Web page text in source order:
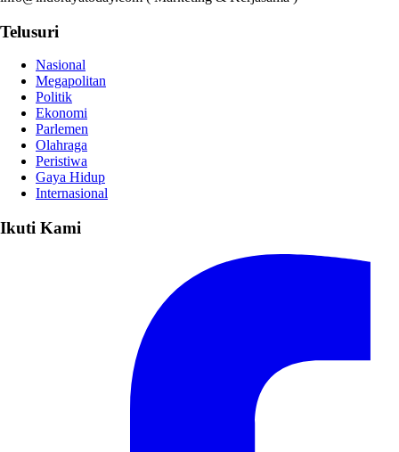
Telusuri
Nasional
Megapolitan
Politik
Ekonomi
Parlemen
Olahraga
Peristiwa
Gaya Hidup
Internasional
Ikuti Kami